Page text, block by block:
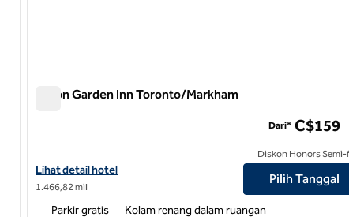
Hilton Garden Inn Toronto/Markham
Lihat detail hotel untuk Hilton Garden Inn Toronto/Markham
Lihat detail hotel
1.466,82 mil
Dari* C$159
Diskon Honors Semi-
Pilih Tanggal
Parkir gratis Kolam renang dalam ruangan